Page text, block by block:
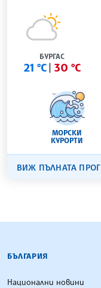
БУРГАС
21 °C 30 °C
МОРСКИ
КУРОРТИ
ВИЖ ПЪЛНАТА
БЪЛГАРСКА
БЪЛГАРИЯ
Национални новини